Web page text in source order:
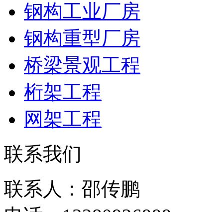
钢构工业厂房
钢构重型厂房
桥梁景观工程
桁架工程
网架工程
联系我们
联系人：邵传鹏